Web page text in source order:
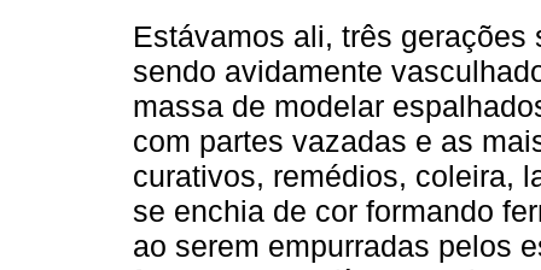
Estávamos ali, três
sendo avidamente
massa de modelar
com partes vazadas e as
curativos, remédios, coleira,
se enchia de cor formando
ao serem empurradas pelos